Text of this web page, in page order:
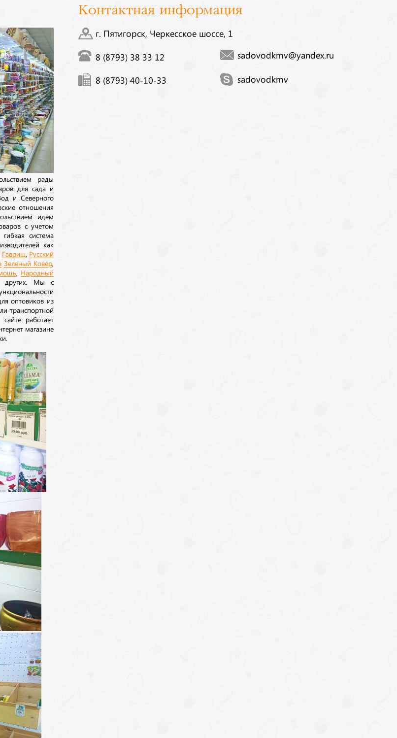
рады
для сада и
и Северного
отношения
идем
с учетом
система
как
Гавриш Русский
Зеленый Ковер
Народный
других. Мы с
оптовиков из
транспортной
работает
магазине
Контактная информация
г. Пятигорск, Черкесское шоссе, 1
8 (8793) 38 33 12
8 (8793) 40-10-33
sadovodkmv@yandex.ru
sadovodkmv